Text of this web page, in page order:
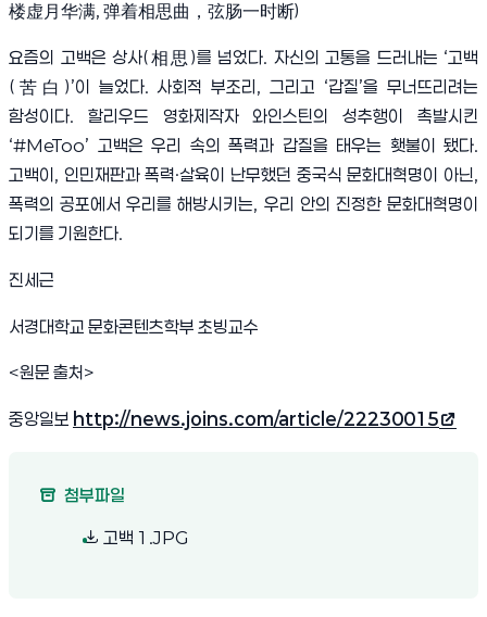
楼虚月华满, 弹着相思曲 ， 弦肠一时断)
요즘의 고백은 상사(相思 )를 넘었다. 자신의 고통을 드러내는 ‘고백
( 苦白 )’이 늘었다.사회적 부조리 ,그리고 ‘갑질’을 무너뜨리려는
함성이다. 할리우드 영화제작자 와인스틴의 성추행이 촉발시킨
‘#MeToo’ 고백은 우리 속의 폭력과 갑질을 태우는 횃불이 됐다.
고백이 , 인민재판과 폭력·살육이 난무했던 중국식 문화대혁명이 아닌,
폭력의 공포에서 우리를 해방시키는, 우리 안의 진정한 문화대혁명이
되기를 기원한다.
진세근
서경대학교 문화콘텐츠학부 초빙교수
<원문 출처 >
중앙일보 http://news.joins.com/article/22230015
(새 창 열림)
첨부파일
고백 1.JPG